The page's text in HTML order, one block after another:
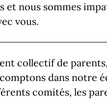
et nous sommes
vous.
collectif de parents,
dans notre
comités, les